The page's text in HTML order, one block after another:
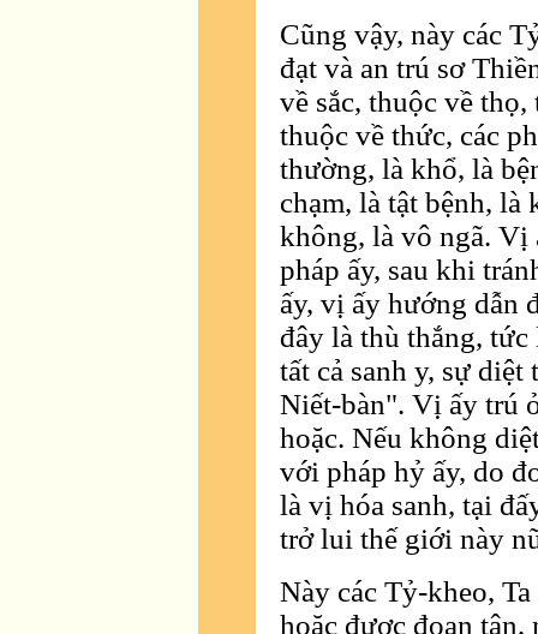
Cũng vậy, này các
đạt và an trú sơ
về sắc, thuộc về
thuộc về thức, các
thường, là khổ, là
chạm, là tật bệnh, là
không, là vô ngã. Vị
pháp ấy, sau khi
ấy, vị ấy hướng dẫn
đây là thù thắng,
tất cả sanh y, sự
Niết-bàn". Vị ấy trú
hoặc. Nếu không
với pháp hỷ ấy, do
là vị hóa sanh, tại
trở lui thế giới này
Này các Tỷ-kheo,
hoặc được đoạn